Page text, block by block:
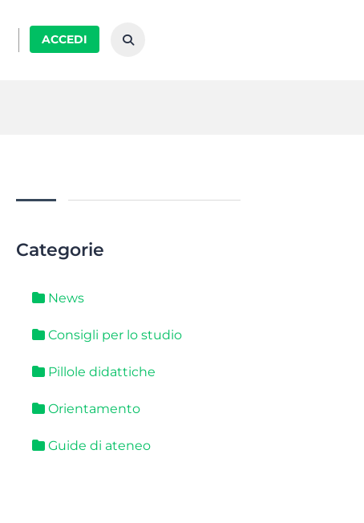
ACCEDI
Categorie
News
Consigli per lo studio
Pillole didattiche
Orientamento
Guide di ateneo